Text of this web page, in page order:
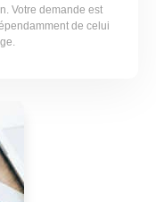
Votre demande est
de celui